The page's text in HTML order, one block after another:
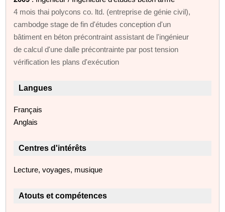
4 mois thai polycons co. ltd. (entreprise de génie civil),
cambodge stage de fin d'études conception d'un
bâtiment en béton précontraint assistant de l'ingénieur
de calcul d'une dalle précontrainte par post tension
vérification les plans d'exécution
Langues
Français
Anglais
Centres d'intérêts
Lecture, voyages, musique
Atouts et compétences